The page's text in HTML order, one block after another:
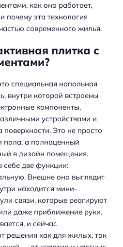
как она работает,
почему эта технология
современного жилья.
плитка с
специальная напольная
внутри которой встроены
компоненты,
устройствами и
Это не просто
пола, а полноценный
в дизайн помещения.
себе две функции:
Внешне она выглядит
находится мини-
связи, которые реагируют
даже приближение руки.
и сейчас
решения как для жилых, так